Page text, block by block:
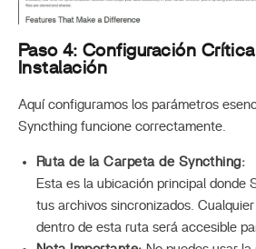
Paso 4: Configuración
Instalación
Aquí configuramos los parámetros
Syncthing funcione correctamente.
Ruta de la Carpeta de Syncthing:
Esta es la ubicación principal donde
tus archivos sincronizados.
dentro de esta ruta será accesible